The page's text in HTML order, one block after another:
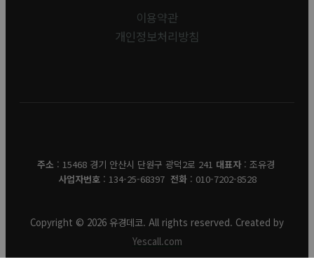
이용약관
개인정보처리방침
주소 : 15468 경기 안산시 단원구 광덕2로 241 대표자: 조유경
사업자번호: 134-25-68397 전화: 010-7202-8528
Copyright © 2026 유경데코. All rights reserved. Created by
Yescall.com